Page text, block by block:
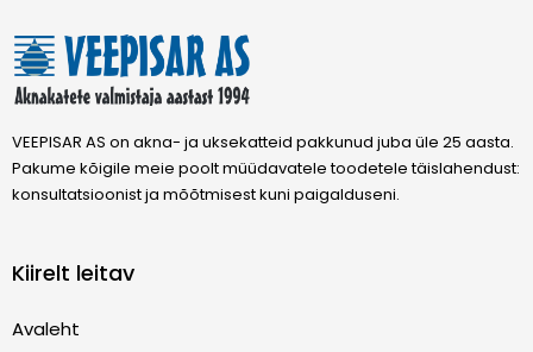
VEEPISAR AS on akna- ja uksekatteid pakkunud juba üle 25 aasta.
Pakume kõigile meie poolt müüdavatele toodetele täislahendust:
konsultatsioonist ja mõõtmisest kuni paigalduseni.
Kiirelt leitav
Avaleht